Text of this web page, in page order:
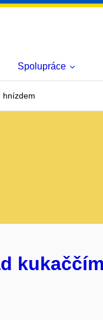
Spolupráce
hnízdem